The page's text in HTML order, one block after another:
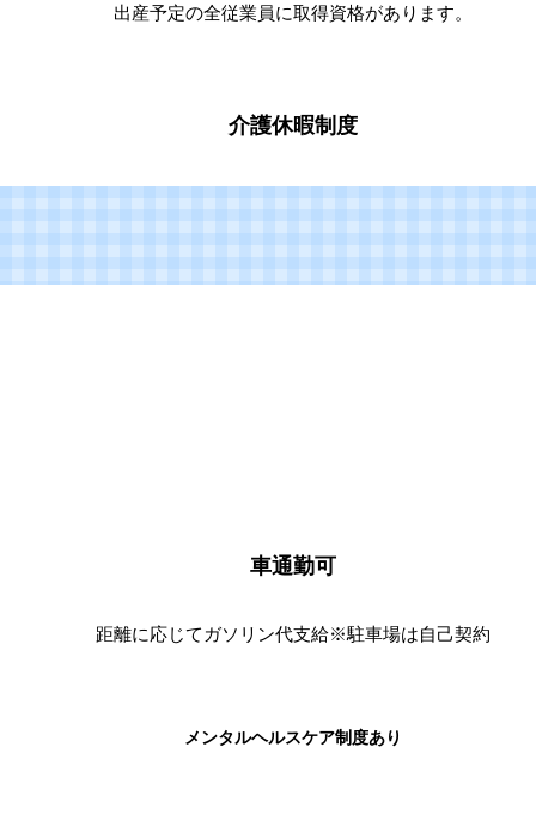
出産予定の全従業員に取得資格があります。
介護休暇制度
車通勤可
距離に応じてガソリン代支給※駐車場は自己契約
メンタルヘルスケア制度あり